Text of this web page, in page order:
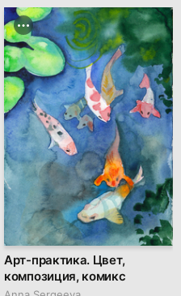
Арт-практика. Цвет,
композиция, комикс